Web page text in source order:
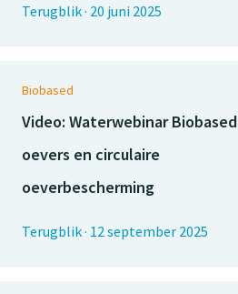
Terugblik· 20 juni 2025
Biobased
Video: Waterwebinar Biobased
oevers en circulaire
oeverbescherming
Terugblik· 12 september 2025